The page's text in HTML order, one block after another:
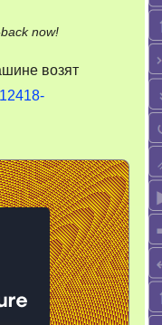
now!on
много
возят